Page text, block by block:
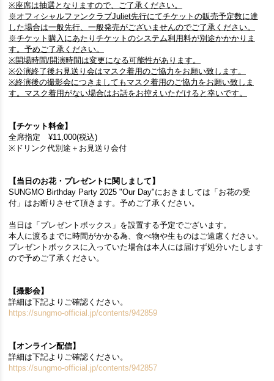
※座席は抽選となりますので、ご了承ください。
※オフィシャルファンクラブJuliet先行にてチケットの販売予定数に達
した場合は一般先行、一般発売がございませんのでご了承ください。
※チケット購入にあたりチケットのシステム利用料が別途かかかりま
す。予めご了承ください。
※開場時間/開演時間は変更になる可能性があります。
※公演終了後お見送り会はマスク着用のご協力をお願い致します。
※終演後の撮影会につきましてもマスク着用のご協力をお願い致しま
す。マスク着用がない場合はお話をお控えいただけると幸いです。
【チケット料金】
全席指定 ¥11,000(税込)
※ドリンク代別途＋お見送り会付
【当日のお花・プレゼントに関しまして】
SUNGMO Birthday Party 2025 "Our Day"におきましては「お花の受
付」はお断りさせて頂きます。予めご了承ください。
当日は「プレゼントボックス」を設置する予定でございます。
本人に渡るまでに時間がかかる為、食べ物や生ものはご遠慮ください。
プレゼントボックスに入っていた場合は本人には届けず処分いたします
ので予めご了承ください。
【撮影会】
詳細は下記よりご確認ください。
https://sungmo-official.jp/contents/942859​
【オンライン配信】
詳細は下記よりご確認ください。
https://sungmo-official.jp/contents/942857